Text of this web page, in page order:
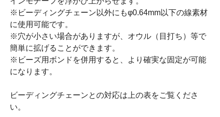
※ビーディングチェーン以外にもφ0.64mm以下の線素材
に使用可能です。
※穴が小さい場合がありますが、オウル（目打ち）等で
簡単に拡げることができます。
※ビーズ用ボンドを併用すると、より確実な固定が可能
になります。
ビーディングチェーンとの対応は上の表をご覧くださ
い。